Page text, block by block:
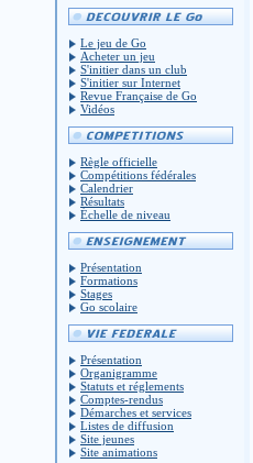
Le jeu de Go
Acheter un jeu
S'initier dans un club
S'initier sur Internet
Revue Française de Go
Vidéos
Règle officielle
Compétitions fédérales
Calendrier
Résultats
Échelle de niveau
Présentation
Formations
Stages
Go scolaire
Présentation
Organigramme
Statuts et réglements
Comptes-rendus
Démarches et services
Listes de diffusion
Site jeunes
Site animations